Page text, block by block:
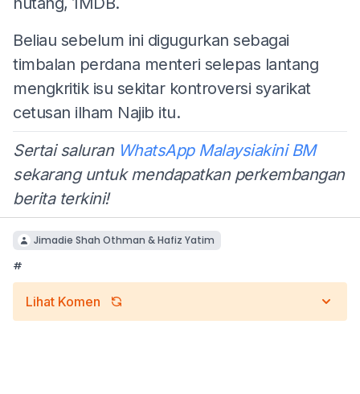
Beliau sebelum ini digugurkan sebagai
timbalan perdana menteri selepas lantang
mengkritik isu sekitar kontroversi syarikat
cetusan ilham Najib itu.
Sertai saluran WhatsApp Malaysiakini BM
sekarang untuk mendapatkan perkembangan
berita terkini!
Jimadie Shah Othman & Hafiz Yatim
#
Lihat Komen